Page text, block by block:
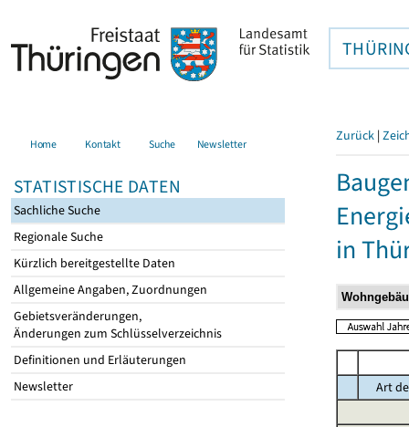
Home Kontakt Suche Newsletter
STATISTISCHE DATEN
Sachliche Suche
Regionale Suche
Kürzlich bereitgestellte Daten
Allgemeine Angaben, Zuordnungen
Gebietsveränderungen,
Änderungen zum Schlüsselverzeichnis
Definitionen und Erläuterungen
Newsletter
Zurück |
in
Art